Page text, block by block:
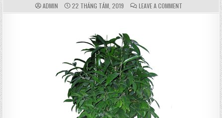
AUTHOR:
ADMIN PUBLISHED
DATE:
22 THÁNG TÁM, 2019 COMMENTS:
LEAVE A COMMENTON
CÂY